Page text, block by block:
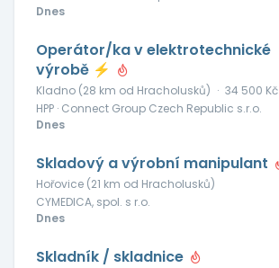
Dnes
Operátor/ka v elektrotechnické
výrobě ⚡
Kladno (28 km od Hracholusků) · 34 500 Kč
HPP · Connect Group Czech Republic s.r.o.
Dnes
Skladový a výrobní manipulant
Hořovice (21 km od Hracholusků)
CYMEDICA, spol. s r.o.
Dnes
Skladník / skladnice